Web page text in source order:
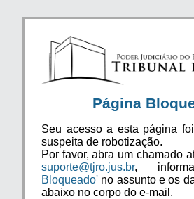
Página
Seu acesso a esta página
suspeita de robotização.
Por favor, abra um chamado
suporte@tjro.jus.br,
Bloqueado' no assunto e os
abaixo no corpo do e-mail.